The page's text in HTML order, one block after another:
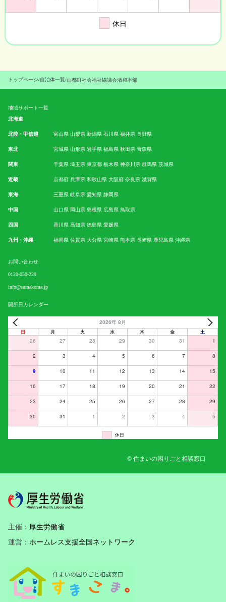
休日
トップページ/自治体一覧/山都町社会福祉協議会清和本部
地域サポート一覧
北海道
北陸・甲信越 富山県 山梨県 新潟県 石川県 福井県 長野県
東北 宮城県 山形県 岩手県 福島県 秋田県 青森県
関東 千葉県 埼玉県 東京都 栃木県 神奈川県 群馬県 茨城県
近畿 京都府 兵庫県 和歌山県 大阪府 奈良県 滋賀県
東海 三重県 岐阜県 愛知県 静岡県
中国 山口県 岡山県 島根県 広島県 鳥取県
四国 香川県 高知県 徳島県 愛媛県
九州・沖縄 福岡県 佐賀県 大分県 宮崎県 熊本県 長崎県 鹿児島県 沖縄県
お問い合わせ
0120-050-229
info@sumakoma.jp
開所日カレンダー
2026年 8月
日 月 火 水 木 金 土
26 27 28 29 30 31 1
2 3 4 5 6 7 8
9 10 11 12 13 14 15
16 17 18 19 20 21 22
23 24 25 26 27 28 29
30 31 1 2 3 4 5
休日
© 住まいの困りごと相談窓口
主催： 厚生労働省
運営： ホームレス支援全国ネットワーク